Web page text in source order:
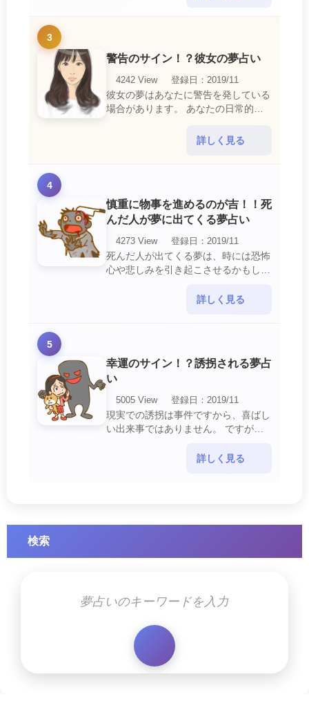
3
警告のサイン！？彼女の夢占い
4242 View
登録日：2019/11
彼女の夢はあなたに警告を発している
場合があります。 あなたの日常的な
詳しく見る
4
慎重に物事を進めるのが吉！！死
んだ人が夢に出てくる夢占い
4273 View
登録日：2019/11
死んだ人が出てくる夢は、時には恐怖
心や悲しみを引き起こさせるかもしれ
意して欲しいメッセージや警告を伝え
詳しく見る
5
幸運のサイン！？誘拐される夢占
い
5005 View
登録日：2019/11
現実での誘拐は事件ですから、喜ばし
い出来事ではありません。 ですが、
詳しく見る
検索